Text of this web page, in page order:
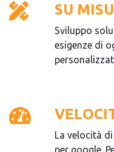
SU
Sviluppo
esigenze di
La velocità
per google.